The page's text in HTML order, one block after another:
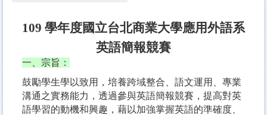
學生活動 Activities
語言學習測驗平臺 Test
高教深耕 Sprout Project
109 學年度國立台北商業大學應用外語系
英語簡報競賽
一、宗旨：
鼓勵學生學以致用，培養跨域整合、語文運用、專業
溝通之實務能力，透過參與英語簡報競賽，提高對英
語學習的動機和興趣，藉以加強掌握英語的準確度、